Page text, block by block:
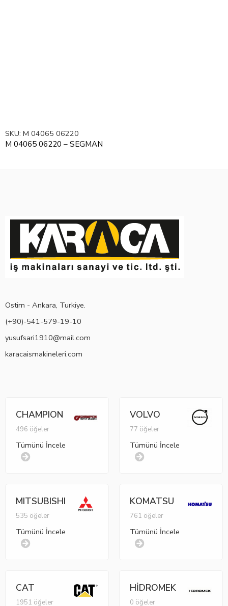
SKU: M 04065 06220
M 04065 06220 – SEGMAN
Ostim - Ankara, Turkiye.
(+90)-541-579-19-10
yusufsari1910@mail.com
karacaismakineleri.com
CHAMPION
496 öğeler
Tümünü İncele
VOLVO
77 öğeler
Tümünü İncele
MITSUBISHI
535 öğeler
Tümünü İncele
KOMATSU
761 öğeler
Tümünü İncele
CAT
1951 öğeler
HİDROMEK
0 öğeler